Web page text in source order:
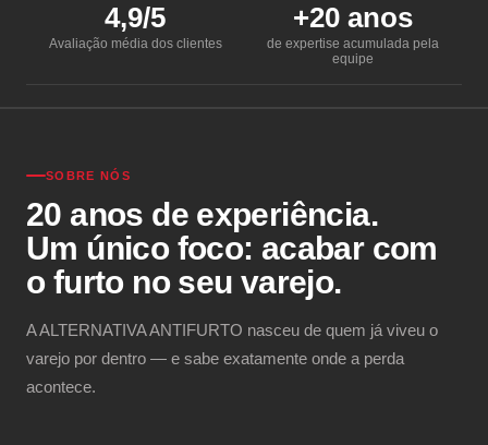
4,9/5
Avaliação média dos clientes
+20 anos
de expertise acumulada pela
equipe
SOBRE NÓS
20 anos de experiência.
Um único foco: acabar com
o furto no seu varejo.
A ALTERNATIVA ANTIFURTO nasceu de quem já viveu o
varejo por dentro — e sabe exatamente onde a perda
acontece.